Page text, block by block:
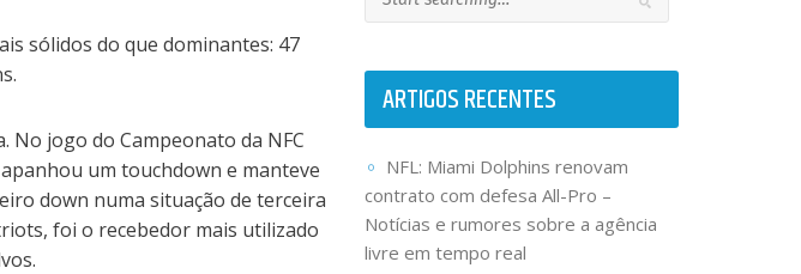
sólidos do que dominantes: 47
No jogo do Campeonato da NFC
um touchdown e manteve
down numa situação de terceira
foi o recebedor mais utilizado
ARTIGOS RECENTES
NFL: Miami Dolphins renovam
contrato com defesa All-Pro –
Notícias e rumores sobre a agência
livre em tempo real